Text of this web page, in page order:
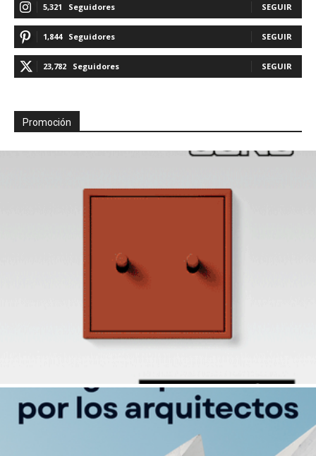
5,321 Seguidores SEGUIR
1,844 Seguidores SEGUIR
23,782 Seguidores SEGUIR
Promoción